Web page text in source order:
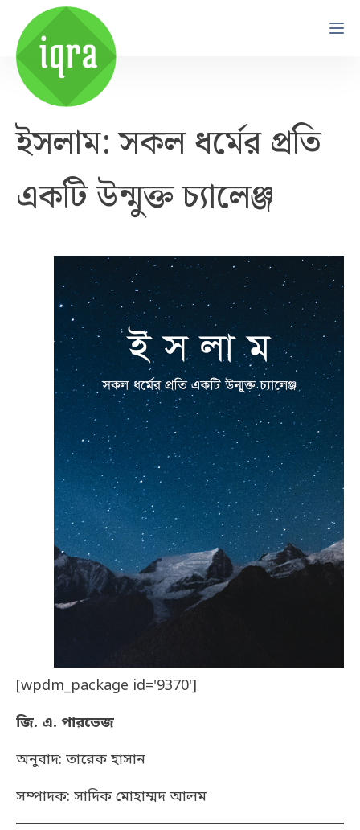
ইসলাম: সকল ধর্মের প্রতি
একটি উন্মুক্ত চ্যালেঞ্জ
[wpdm_package id='9370']
জি. এ. পারভেজ
অনুবাদ: তারেক হাসান
সম্পাদক: সাদিক মোহাম্মদ আলম